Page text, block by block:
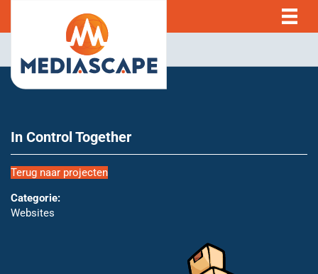
In Control Together
Terug naar projecten
Categorie:
Websites